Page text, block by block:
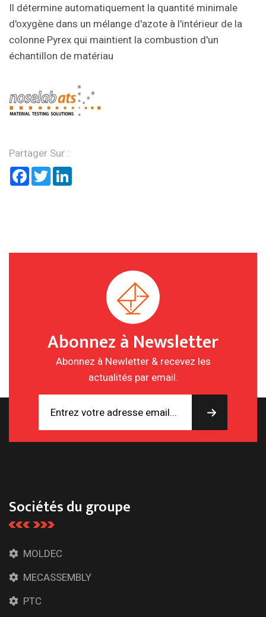
Il détermine automatiquement la quantité minimale
d'oxygène dans un mélange d'azote à l'intérieur de la
colonne Pyrex qui maintient la combustion d'un
échantillon de matériau
Partager Sur :
Facebook
Twitter
Abonnez à Newsletter
Abonnez à Newletter & recevez les
actualités par email.
Sociétés du groupe
MOLDEC
MECASSEMBLY
PTC